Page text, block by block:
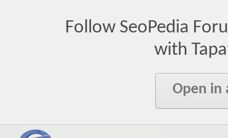
Follow SeoPedia
with
Open in